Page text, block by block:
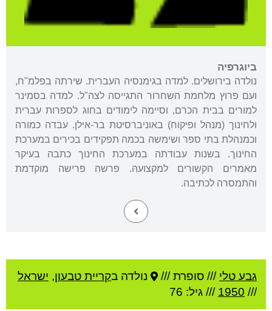
ביוגרפיה
נולדה בירושלים. למדה בגימנסיה העברית. שירתה בפלמ"ח,
ועם פרוץ מלחמת השחרור התגייסה לצה"ל. למדה בסמינר
למורים בבית הכרם, וסיימה לימודים בחוג לספרות עברית
ולחינוך (מנהל ופיקוח) באוניברסיטת בר-אילן. עבדה כמורה
וכמנהלת בתי ספר ושימשה בכמה תפקידים בכירים במערכת
החינוך. בשנות עבודתה במערכת החינוך כתבה בעיקר
מאמרים הקשורים למקצועהּ. פרשה פרישה מוקדמת
והתמסרה לכתיבה.
גבע טלי /// סופרת /// נולדה בקריית טבעון, ישראל
///
1950 /// גיל: 76